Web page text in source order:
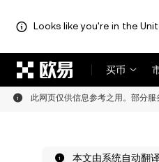
Looks like you're in the
买币
此网页仅供信息参考之用。部分服
本文由系统自动翻译